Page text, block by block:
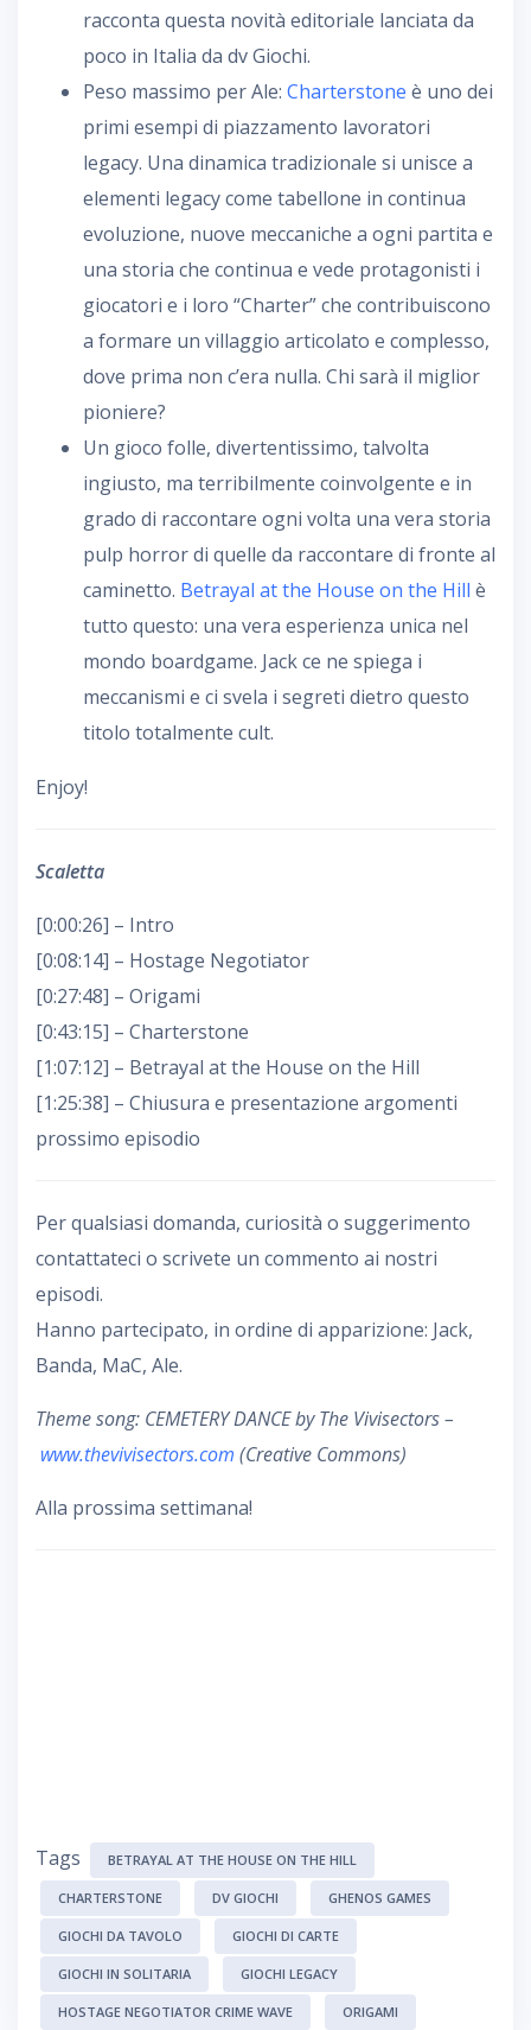
racconta questa novità editoriale lanciata da
poco in Italia da dv Giochi.
Peso massimo per Ale: Charterstone è uno dei
primi esempi di piazzamento lavoratori
legacy. Una dinamica tradizionale si unisce a
elementi legacy come tabellone in continua
evoluzione, nuove meccaniche a ogni partita e
una storia che continua e vede protagonisti i
giocatori e i loro “Charter” che contribuiscono
a formare un villaggio articolato e complesso,
dove prima non c’era nulla. Chi sarà il miglior
pioniere?
Un gioco folle, divertentissimo, talvolta
ingiusto, ma terribilmente coinvolgente e in
grado di raccontare ogni volta una vera storia
pulp horror di quelle da raccontare di fronte al
caminetto. Betrayal at the House on the Hill è
tutto questo: una vera esperienza unica nel
mondo boardgame. Jack ce ne spiega i
meccanismi e ci svela i segreti dietro questo
titolo totalmente cult.
Enjoy!
Scaletta
[0:00:26] – Intro
[0:08:14] – Hostage Negotiator
[0:27:48] – Origami
[0:43:15] – Charterstone
[1:07:12] – Betrayal at the House on the Hill
[1:25:38] – Chiusura e presentazione argomenti
prossimo episodio
Per qualsiasi domanda, curiosità o suggerimento
contattateci o scrivete un commento ai nostri
episodi.
Hanno partecipato, in ordine di apparizione: Jack,
Banda, MaC, Ale.
Theme song: CEMETERY DANCE by The Vivisectors –
www.thevivisectors.com (Creative Commons)
Alla prossima settimana!
Tags BETRAYAL AT THE HOUSE ON THE HILL
CHARTERSTONE DV GIOCHI GHENOS GAMES
GIOCHI DA TAVOLO GIOCHI DI CARTE
GIOCHI IN SOLITARIA GIOCHI LEGACY
HOSTAGE NEGOTIATOR CRIME WAVE ORIGAMI